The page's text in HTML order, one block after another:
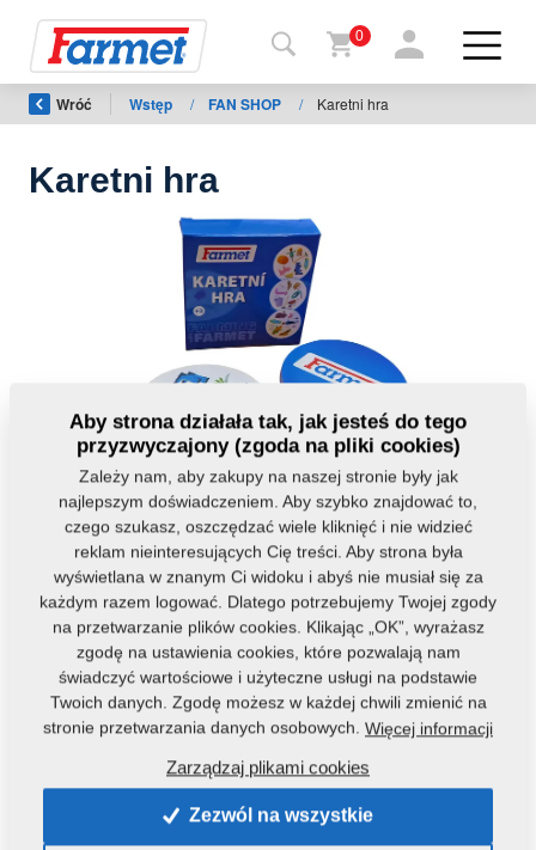
Powrót
do
pobrania
0
Wróć Wstęp / FAN SHOP / Karetni hra
Karetni hra
Kod produktu: r30081
Dostępność: Sprawdź datę dostawy
Waga: 0,1420 Kg
14,53 €
Dodaj do koszyka
Aby strona działała tak, jak jesteś do tego
przyzwyczajony (zgoda na pliki cookies)
Zależy nam, aby zakupy na naszej stronie były jak
najlepszym doświadczeniem. Aby szybko znajdować to,
czego szukasz, oszczędzać wiele kliknięć i nie widzieć
reklam nieinteresujących Cię treści. Aby strona była
wyświetlana w znanym Ci widoku i abyś nie musiał się za
każdym razem logować. Dlatego potrzebujemy Twojej zgody
na przetwarzanie plików cookies. Klikając „OK”, wyrażasz
zgodę na ustawienia cookies, które pozwalają nam
świadczyć wartościowe i użyteczne usługi na podstawie
Twoich danych. Zgodę możesz w każdej chwili zmienić na
stronie przetwarzania danych osobowych. Więcej informacji
Zarządzaj plikami cookies
Zezwól na wszystkie